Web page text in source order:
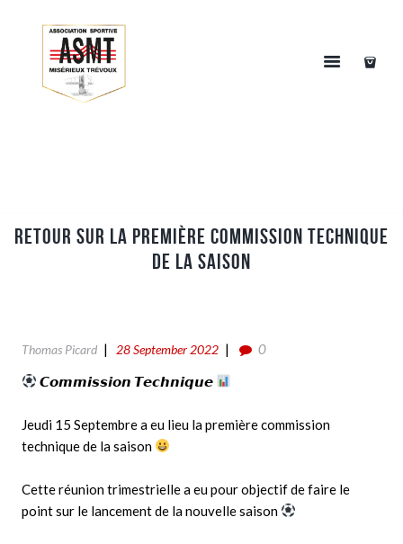
Retour sur la première commission technique
de la saison
Thomas Picard 28 September 2022
0
𝘾𝙤𝙢𝙢𝙞𝙨𝙨𝙞𝙤𝙣 𝙏𝙚𝙘𝙝𝙣𝙞𝙦𝙪𝙚
Jeudi 15 Septembre a eu lieu la première commission
technique de la saison
Cette réunion trimestrielle a eu pour objectif de faire le
point sur le lancement de la nouvelle saison